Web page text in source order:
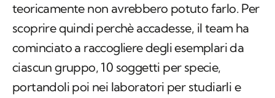
teoricamente non avrebbero potuto farlo. Per
scoprire quindi perchè accadesse, il team ha
cominciato a raccogliere degli esemplari da
ciascun gruppo, 10 soggetti per specie,
portandoli poi nei laboratori per studiarli e